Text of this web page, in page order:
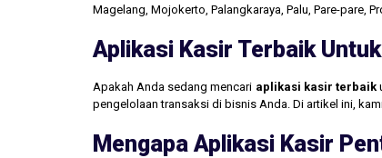
Magelang, Mojokerto, Palangkaraya, Palu, Pare-pare,
Aplikasi Kasir Terbaik
Apakah Anda sedang mencari aplikasi kasir terbaik
pengelolaan transaksi di bisnis Anda. Di artikel ini,
Mengapa Aplikasi Kasir